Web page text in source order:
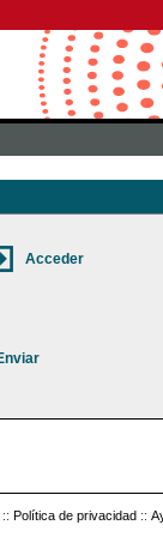
:: Política de privacidad ::